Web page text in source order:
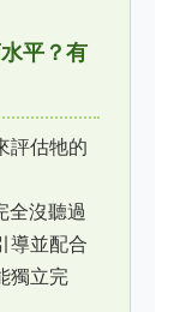
平？有
評估牠的
全沒聽過
導並配合
獨立完